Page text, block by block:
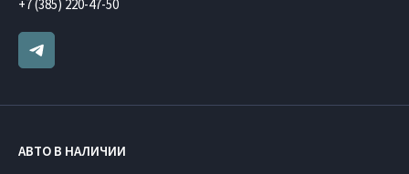
+7 (385) 220-47-50
АВТО В НАЛИЧИИ